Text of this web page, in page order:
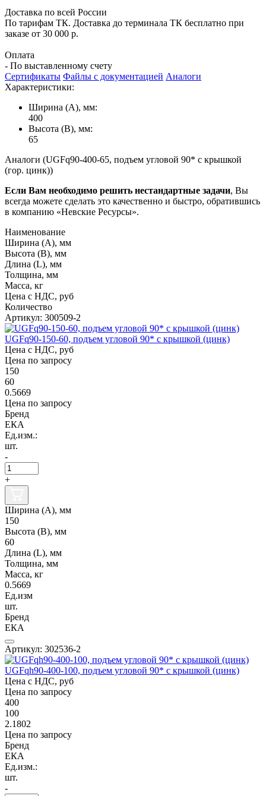
Доставка по всей России
По тарифам ТК. Доставка до терминала ТК бесплатно при
заказе от 30 000 р.
Оплата
- По выставленному счету
Сертификаты Файлы с документацией Аналоги
Характеристики:
Ширина (А), мм:
400
Высота (В), мм:
65
Аналоги (UGFq90-400-65, подъем угловой 90* с крышкой
(гор. цинк))
Если Вам необходимо решить нестандартные задачи, Вы
всегда можете сделать это качественно и быстро, обратившись
в компанию «Невские Ресурсы».
Наименование
Ширина (А), мм
Высота (В), мм
Длина (L), мм
Толщина, мм
Масса, кг
Цена с НДС, руб
Количество
Артикул: 300509-2
UGFq90-150-60, подъем угловой 90* с крышкой (цинк)
Цена с НДС, руб
Цена по запросу
150
60
0.5669
Цена по запросу
Бренд
ЕКА
Ед.изм.:
шт.
-
+
Ширина (А), мм
150
Высота (В), мм
60
Длина (L), мм
Толщина, мм
Масса, кг
0.5669
Ед.изм
шт.
Бренд
ЕКА
Артикул: 302536-2
UGFqh90-400-100, подъем угловой 90* с крышкой (цинк)
Цена с НДС, руб
Цена по запросу
400
100
2.1802
Цена по запросу
Бренд
ЕКА
Ед.изм.:
шт.
-